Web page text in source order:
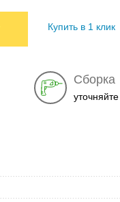
Купить в 1 клик
Сборка
уточняйте